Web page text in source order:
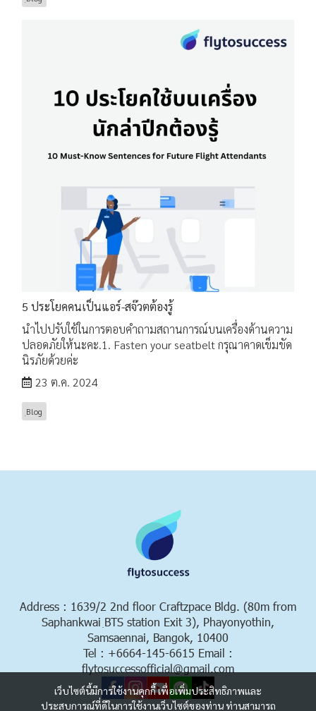
5 ประโยคคนเป็นแอร์-สจ๊วตต้องรู้
นำไปปรับใช้ในการตอบคำถามสถานการณ์บนเครื่องด้านความ
ปลอดภัยให้นะคะ.1. Fasten your seatbelt กรุณาคาดเข็มขัด
นิรภัยด้วยค่ะ
23 ต.ค. 2024
ฺBlog
เว็บไซต์นี้มีการใช้งานคุกกี้ เพื่อเพิ่มประสิทธิภาพและ
ประสบการณ์ที่ดีในการใช้งานเว็บไซต์ของท่าน ท่านสามารถ
Address : 1639/2 2nd floor Craftzpace Bldg. (80m from
Saphankwai ฺBTS station Exit 3), Phayonyothin,
Samsaennai, Bangok, 10400
Tel : +6664-145-6615 Email :
flytosuccessofficial@gmail.com